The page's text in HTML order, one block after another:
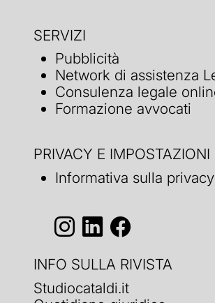
SERVIZI
Pubblicità
Network di assistenza
Consulenza legale
Formazione avvocati
PRIVACY E IMPOSTAZIONI
Informativa sulla privacy
INFO SULLA RIVISTA
Studiocataldi.it